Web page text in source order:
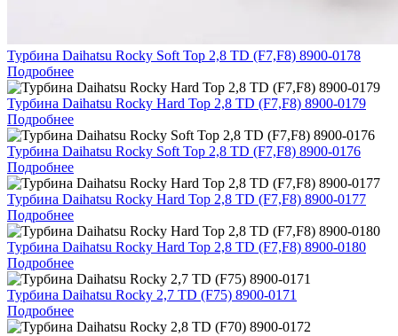
Турбина Daihatsu Rocky Soft Top 2,8 TD (F7,F8) 8900-0178
Подробнее
Турбина Daihatsu Rocky Hard Top 2,8 TD (F7,F8) 8900-0179
Подробнее
Турбина Daihatsu Rocky Soft Top 2,8 TD (F7,F8) 8900-0176
Подробнее
Турбина Daihatsu Rocky Hard Top 2,8 TD (F7,F8) 8900-0177
Подробнее
Турбина Daihatsu Rocky Hard Top 2,8 TD (F7,F8) 8900-0180
Подробнее
Турбина Daihatsu Rocky 2,7 TD (F75) 8900-0171
Подробнее